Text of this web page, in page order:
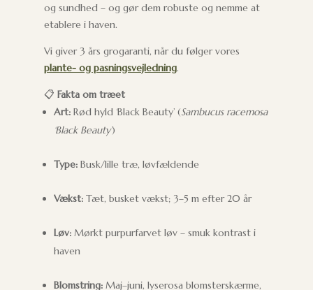
og sundhed – og gør dem robuste og nemme at
etablere i haven.
Vi giver 3 års grogaranti, når du følger vores
plante- og pasningsvejledning.
📋 Fakta om træet
Art:Rød hyld ‘Black Beauty’ (Sambucus racemosa
‘Black Beauty’)
Type:Busk/lille træ, løvfældende
Vækst:Tæt, busket vækst; 3–5 m efter 20 år
Løv:Mørkt purpurfarvet løv – smuk kontrast i
haven
Blomstring:Maj–juni, lyserosa blomsterskærme,